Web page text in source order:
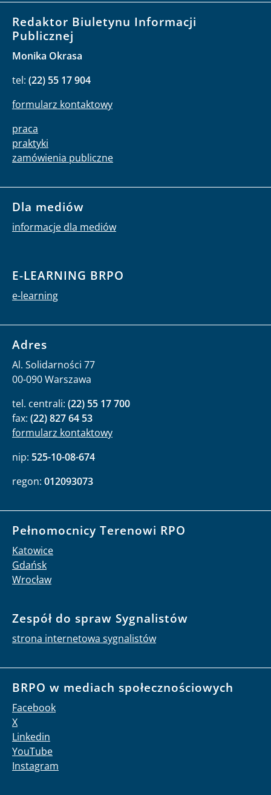
Redaktor Biuletynu Informacji
Publicznej
Monika Okrasa
tel: (22) 55 17 904
formularz kontaktowy
praca
praktyki
zamówienia publiczne
Dla mediów
informacje dla mediów
E-LEARNING BRPO
e-learning
Adres
Al. Solidarności 77
00-090 Warszawa
tel. centrali: (22) 55 17 700
fax: (22) 827 64 53
formularz kontaktowy
nip: 525-10-08-674
regon: 012093073
Pełnomocnicy Terenowi RPO
Katowice
Gdańsk
Wrocław
Zespół do spraw Sygnalistów
strona internetowa sygnalistów
BRPO w mediach społecznościowych
Facebook
X
Linkedin
YouTube
Instagram